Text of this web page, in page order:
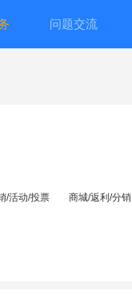
问题交流
/活动/投票 商城/返利/分销